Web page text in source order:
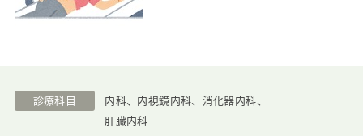
診療科目
内科、内視鏡内科、消化器内科、
肝臓内科